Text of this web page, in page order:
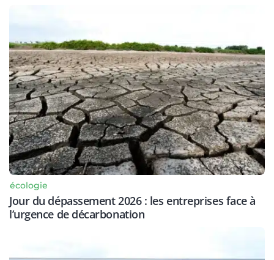
écologie
Jour du dépassement 2026 : les entreprises face à
l’urgence de décarbonation